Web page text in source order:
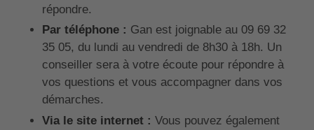
répondre.
Par téléphone : Gan est joignable au 09 69 32
35 05, du lundi au vendredi de 8h30 à 18h. Un
conseiller sera à votre écoute pour répondre à
vos questions et vous accompagner dans vos
démarches.
Via le site internet : Vous pouvez également